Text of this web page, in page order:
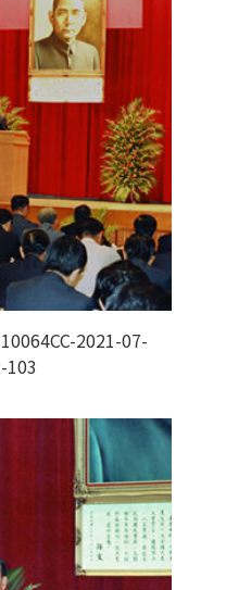
2021-07-
103